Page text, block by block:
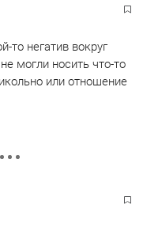
то негатив вокруг
могли носить что-то
или отношение